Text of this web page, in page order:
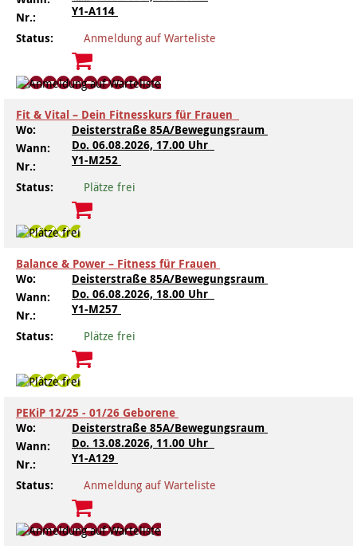
Kindertagesstätte Klaus-Müller-Kilian-Weg /
“Mäuseburg” / Familienzentrum
Kindertagesstätte König-Ludwig-Straße
Kindertagesstätte Langes Feld “Deisterspatzen”
Kindertagesstätte Moorlilienweg /
Familienzentrum
Kindertagesstätte Petermannstraße /
Familienzentrum
Kindertagesstätte Rosenbergstraße
Kindertagesstätte Schneiderberg
Kindertagesstätte Sylter Weg
Kindertagesstätte Tresckowstraße
Kindertagesstätte Voltmerstraße
Kindertagesstätte Wiehbergstraße
Kindertagesstätte Hiltrud-Grote-Weg
Kindertagesstätte Ibykusweg / Familienzentrum
Kindertagesstätte Johannes-Lau-Hof
Kindertagesstätte Kapellenbrink /
Familienzentrum
Kindertagesstätte Klaus-Müller-Kilian-Weg /
“Mäuseburg” / Familienzentrum
Kindertagesstätte Langes Feld “Deisterspatzen”
Offene Sprach-Sprechstunde
Kindertagesstätte Moorlilienweg /
Familienzentrum
Kindertagesstätte Mühenkamp / Familienzentrum
Kindertagesstätte Petermannstraße /
Familienzentrum
Kindertagesstätte Pfarrlandplatz
Hör- und Sprachheilkindergarten Ratswiese
Nr.:
Y1-A114
Status:
Anmeldung auf Warteliste
Fit & Vital – Dein Fitnesskurs für Frauen
Wo:
Deisterstraße 85A/Bewegungsraum
Wann:
Do. 06.08.2026, 17.00 Uhr
Nr.:
Y1-M252
Status:
Plätze frei
Balance & Power – Fitness für Frauen
Wo:
Deisterstraße 85A/Bewegungsraum
Wann:
Do. 06.08.2026, 18.00 Uhr
Nr.:
Y1-M257
Status:
Plätze frei
PEKiP 12/25 - 01/26 Geborene
Wo:
Deisterstraße 85A/Bewegungsraum
Wann:
Do. 13.08.2026, 11.00 Uhr
Nr.:
Y1-A129
Status:
Anmeldung auf Warteliste